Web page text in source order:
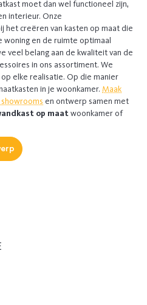
moet dan wel functioneel zijn,
interieur. Onze
het creëren van kasten op maat die
woning en de ruimte optimaal
veel belang aan de kwaliteit van de
in ons assortiment. We
elke realisatie. Op die manier
in je woonkamer. Maak
showrooms en ontwerp samen met
op maatwoonkamer of